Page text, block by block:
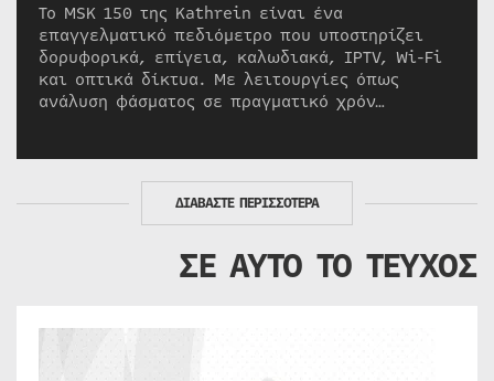
Το MSK 150 της Kathrein είναι ένα
επαγγελματικό πεδιόμετρο που υποστηρίζει
δορυφορικά, επίγεια, καλωδιακά, IPTV, Wi-Fi
και οπτικά δίκτυα. Με λειτουργίες όπως
ανάλυση φάσματος σε πραγματικό χρόν…
ΔΙΑΒΑΣΤΕ ΠΕΡΙΣΣΟΤΕΡΑ
ΣΕ ΑΥΤΟ ΤΟ ΤΕΥΧΟΣ